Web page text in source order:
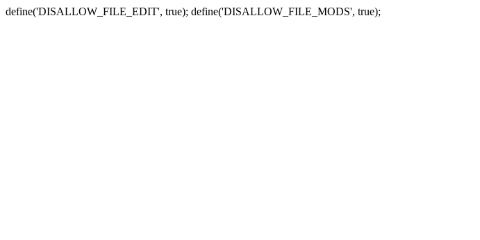
define('DISALLOW_FILE_EDIT', true); define('DISALLOW_FILE_MODS', true);